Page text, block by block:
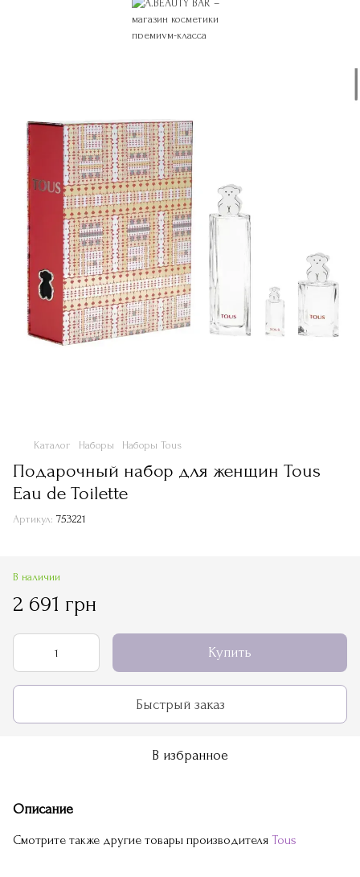
Каталог Наборы Наборы Tous
Подарочный набор для женщин Tous
Eau de Toilette
Артикул: 753221
В наличии
2 691 грн
Купить
Быстрый заказ
В избранное
Описание
Смотрите также другие товары производителя Tous